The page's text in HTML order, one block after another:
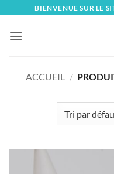
content
BIENVENUE SUR LE
ACCUEIL /